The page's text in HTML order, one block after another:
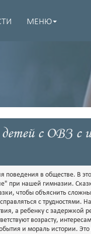
МЕНЮ
с ОВЗ с
поведения в обществе. В
при нашей гимназии.
чтобы объяснить
с трудностями.
а ребенку с задержкой
возрасту,
и мораль истории.